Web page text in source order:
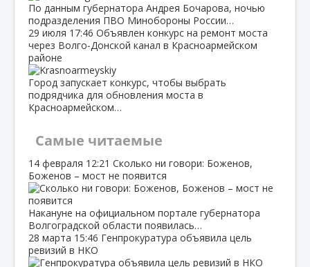
По данным губернатора Андрея Бочарова, ночью
подразделения ПВО Минобороны России…
29 июля 17:46 Объявлен конкурс на ремонт моста
через Волго‑Донской канал в Красноармейском
районе
Город запускает конкурс, чтобы выбрать
подрядчика для обновления моста в
Красноармейском…
Самые читаемые
14 февраля 12:21 Сколько ни говори: Боженов,
Боженов – мост не появится
Накануне на официальном портале губернатора
Волгоградской области появилась…
28 марта 15:46 Генпрокуратура объявила цель
ревизий в НКО